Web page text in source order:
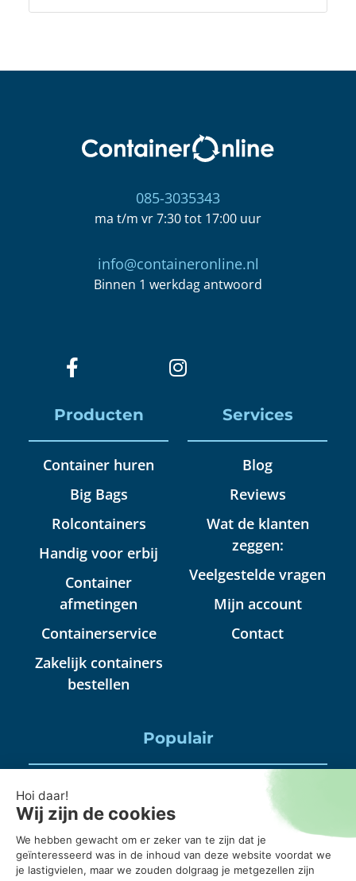
085-3035343
ma t/m vr 7:30 tot 17:00 uur
info@containeronline.nl
Binnen 1 werkdag antwoord
Producten
Container huren
Big Bags
Rolcontainers
Handig voor erbij
Container
afmetingen
Containerservice
Zakelijk containers
bestellen
Services
Blog
Reviews
Wat de klanten
zeggen:
Veelgestelde vragen
Mijn account
Contact
Populair
Huisraad container huren
Puinbak huren, mag daar alles in?
20 kuub container, wanneer gebruik je die?